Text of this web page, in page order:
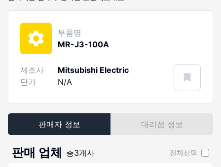
부품명
MR-J3-100A
제조사
Mitsubishi Electric
단가
N/A
판매자 정보 대리점 정보
판매 업체 총3개사 전체선택